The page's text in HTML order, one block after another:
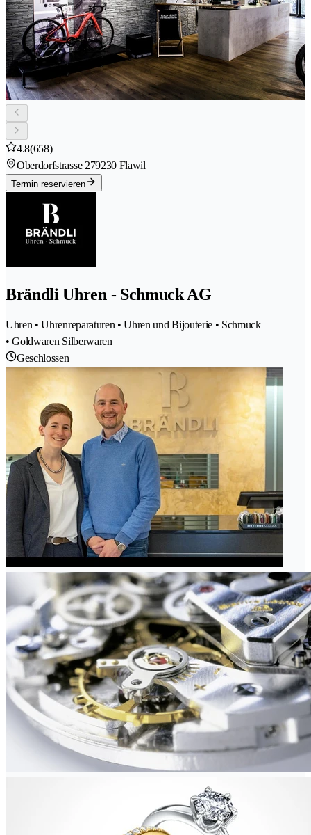
4.8(658)
Oberdorfstrasse 279230 Flawil
Termin reservieren
Brändli Uhren - Schmuck AG
Uhren • Uhrenreparaturen • Uhren und Bijouterie • Schmuck
• Goldwaren Silberwaren
Geschlossen